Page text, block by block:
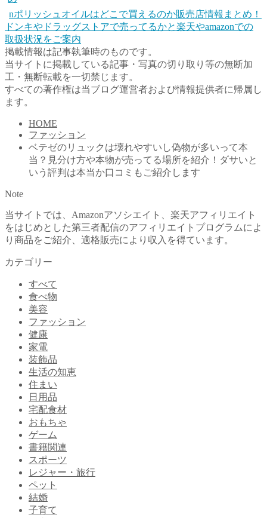
nポリッシュオイルはどこで買えるのか販売店情報まとめ！
ドンキやドラッグストアで売ってるかと楽天やamazonでの
取扱状況をご案内
掲載情報は記事執筆時のものです。
当サイトに掲載している記事・写真の切り取り等の無断加
工・無断転載を一切禁じます。
すべての著作権は当ブログ運営者および情報提供者に帰属し
ます。
HOME
ファッション
ベテゼのリュックは壊れやすいし偽物が多いって本
当？見分け方や本物が売ってる場所を紹介！ダサいと
いう評判は本当か口コミもご紹介します
Note
当サイトでは、Amazonアソシエイト、楽天アフィリエイト
をはじめとした第三者配信のアフィリエイトプログラムによ
り商品をご紹介、適格販売により収入を得ています。
カテゴリー
すべて
食べ物
美容
ファッション
健康
家電
装飾品
生活の知恵
住まい
日用品
宅配食材
おもちゃ
ゲーム
書籍関連
スポーツ
レジャー・旅行
ペット
結婚
子育て